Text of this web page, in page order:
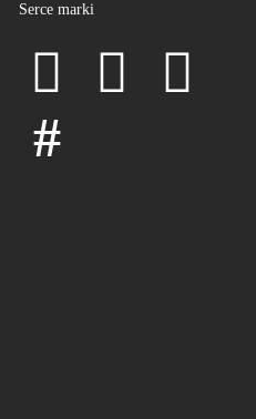
Serce marki